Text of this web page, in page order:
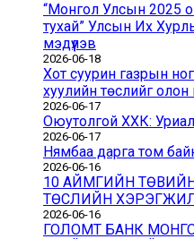
“Монгол Улсын 2025
тухай” Улсын Их
мэдүүлэв
2026-06-18
Хот суурин газрын
хуулийн төслийг олон
2026-06-17
Оюутолгой ХХК:
2026-06-17
Нямбаа дарга том
2026-06-16
10 АЙМГИЙН
ТӨСЛИЙН
2026-06-16
ГОЛОМТ БАНК